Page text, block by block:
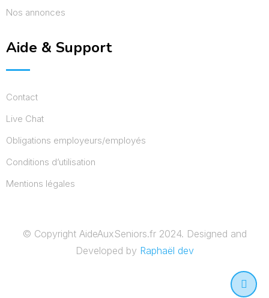
Nos annonces
Aide & Support
Contact
Live Chat
Obligations employeurs/employés
Conditions d’utilisation
Mentions légales
© Copyright AideAuxSeniors.fr 2024. Designed and
Developed by Raphaël dev